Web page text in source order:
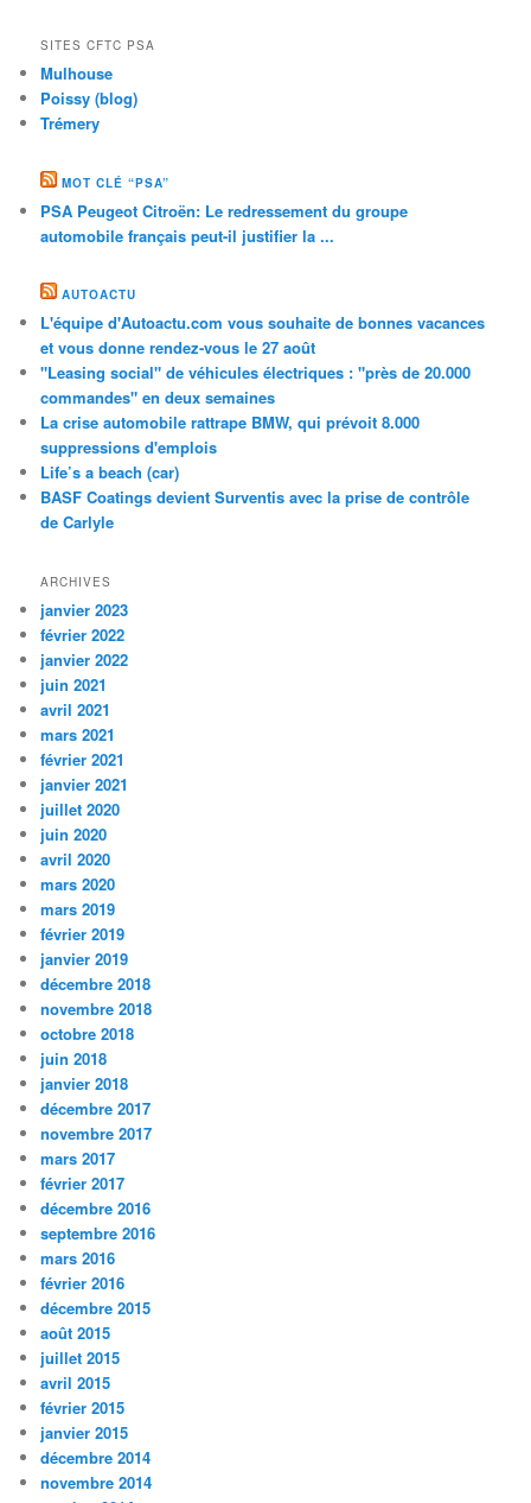
SITES CFTC PSA
Mulhouse
Poissy (blog)
Trémery
MOT CLÉ “PSA”
PSA Peugeot Citroën: Le redressement du groupe
automobile français peut-il justifier la ...
AUTOACTU
L'équipe d'Autoactu.com vous souhaite de bonnes vacances
et vous donne rendez-vous le 27 août
"Leasing social" de véhicules électriques : "près de 20.000
commandes" en deux semaines
La crise automobile rattrape BMW, qui prévoit 8.000
suppressions d'emplois
Life’s a beach (car)
BASF Coatings devient Surventis avec la prise de contrôle
de Carlyle
ARCHIVES
janvier 2023
février 2022
janvier 2022
juin 2021
avril 2021
mars 2021
février 2021
janvier 2021
juillet 2020
juin 2020
avril 2020
mars 2020
mars 2019
février 2019
janvier 2019
décembre 2018
novembre 2018
octobre 2018
juin 2018
janvier 2018
décembre 2017
novembre 2017
mars 2017
février 2017
décembre 2016
septembre 2016
mars 2016
février 2016
décembre 2015
août 2015
juillet 2015
avril 2015
février 2015
janvier 2015
décembre 2014
novembre 2014